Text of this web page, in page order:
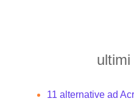
11 alternative ad